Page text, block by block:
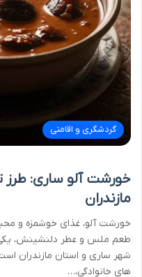
گردشگری و اقامتی
خورشت آلو ساری:
مازندران
خورشت آلو، غذای خوشمزه و
طعم ملس و عطر دلنشینش،
شهر ساری و استان مازندران
های خانوادگی،…